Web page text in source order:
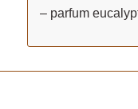
– parfum